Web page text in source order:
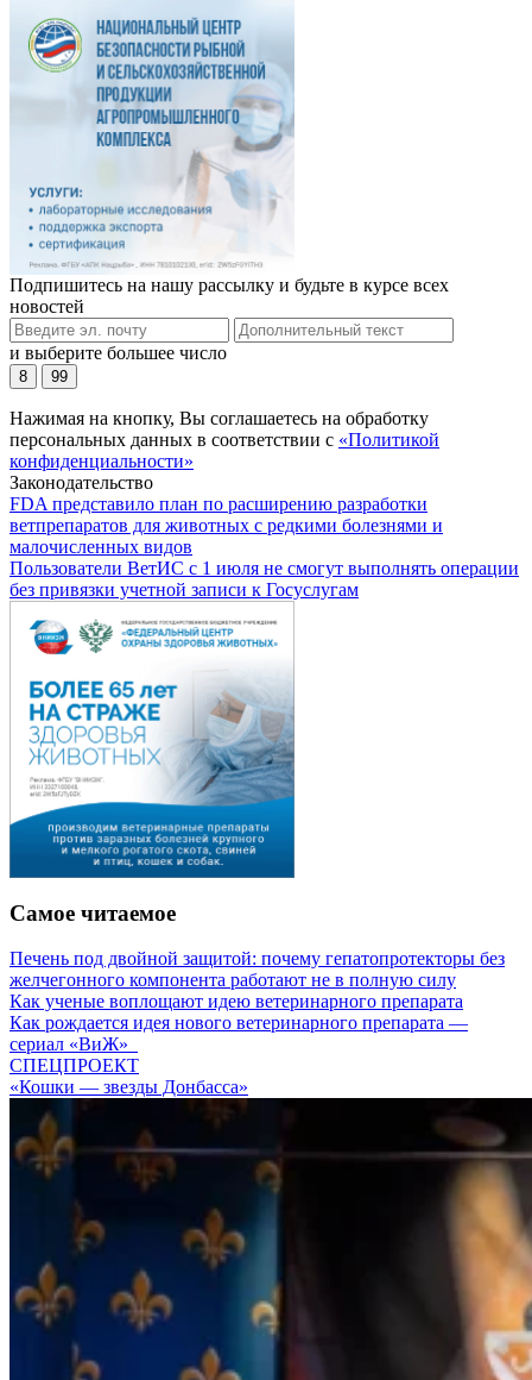
Подпишитесь на нашу рассылку и будьте в курсе всех
новостей
и выберите большее число
8 99
Нажимая на кнопку, Вы соглашаетесь на обработку
персональных данных в соответствии с «Политикой
конфиденциальности»
Законодательство
FDA представило план по расширению разработки
ветпрепаратов для животных с редкими болезнями и
малочисленных видов
Пользователи ВетИС с 1 июля не смогут выполнять операции
без привязки учетной записи к Госуслугам
Самое читаемое
Печень под двойной защитой: почему гепатопротекторы без
желчегонного компонента работают не в полную силу
Как ученые воплощают идею ветеринарного препарата
Как рождается идея нового ветеринарного препарата —
сериал «ВиЖ»
СПЕЦПРОЕКТ
«Кошки — звезды Донбасса»